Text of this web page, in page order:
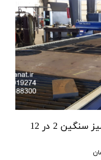
برش پلاسما سی ان سی با میز سنگین 2 در 12